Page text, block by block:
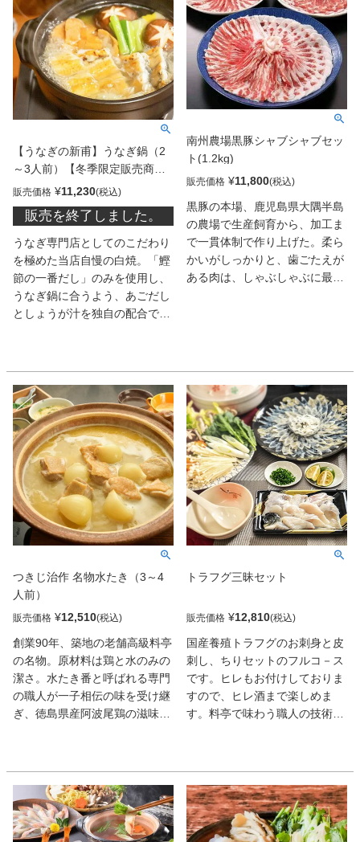
【うなぎの新甫】うなぎ鍋（2
～3人前）【冬季限定販売商
品：11～2月末まで】
販売価格 ¥11,230
販売を終了しました。
うなぎ専門店としてのこだわり
を極めた当店自慢の白焼。「鰹
節の一番だし」のみを使用し、
うなぎ鍋に合うよう、あごだし
としょうが汁を独自の配合で合
麩・あわ麩・もち麩。）の詰合
せです。すべて冷凍のまま、調
理します。お好みの具材を加え
ていただくのもお薦め。白菜や
キノコ類・マロニー等もよく合
います。〆にはうなぎの旨みが
しっかりと浸みたおだしで雑炊
に。生姜が効いた出汁ですの
で、食べた後は身体がぽかぽか
と温まります。白焼も具材もカ
ット済で時短調理が嬉しい、鰻
専門店の贅沢なお鍋です。
南州農場黒豚シャブシャブセッ
ト(1.2kg)
販売価格 ¥11,800
黒豚の本場、鹿児島県大隅半島
の農場で生産飼育から、加工ま
で一貫体制で作り上げた。柔ら
かいがしっかりと、歯ごたえが
ある肉は、しゃぶしゃぶに最
で楽しみたい。
つきじ治作 名物水たき（3～4
人前）
販売価格 ¥12,510
創業90年、築地の老舗高級料亭
の名物。原材料は鶏と水のみの
潔さ。水たき番と呼ばれる専門
の職人が一子相伝の味を受け継
ぎ、徳島県産阿波尾鶏の滋味を
トラフグ三昧セット
販売価格 ¥12,810
国産養殖トラフグのお刺身と皮
刺し、ちりセットのフルコ－ス
です。ヒレもお付けしておりま
すので、ヒレ酒まで楽しめま
す。料亭で味わう職人の技術と
刺身は、弾力のある身の締まり
とほのかな甘みが特徴。口に含
むと豊かな旨味が広がり、まさ
に「ふぐの王様」にふさわしい